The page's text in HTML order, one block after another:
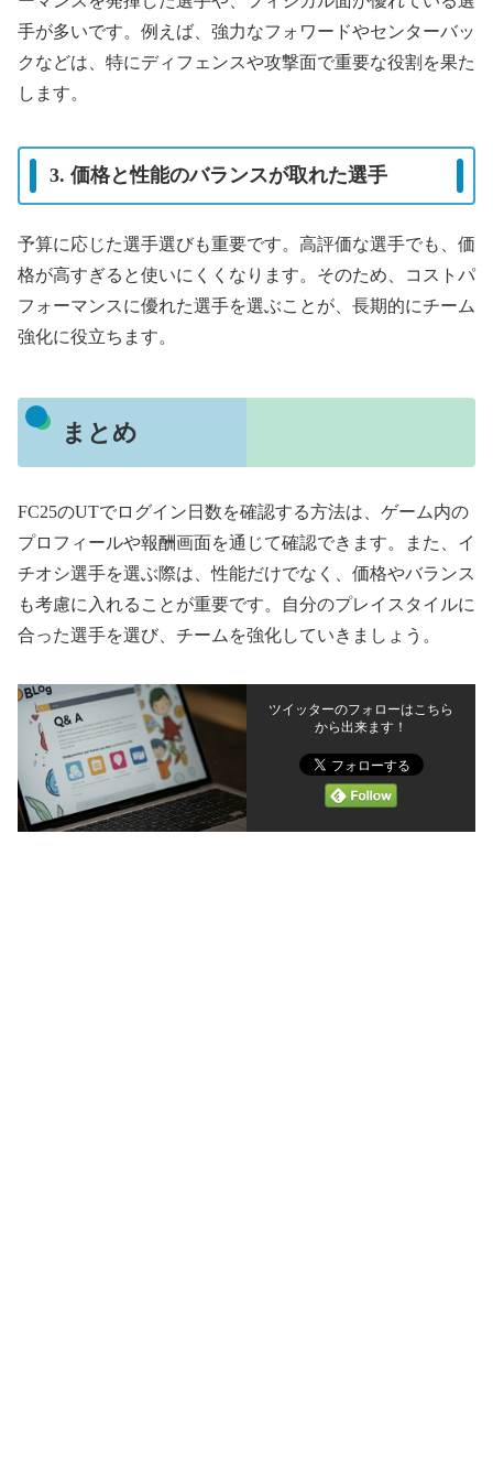
手が多いです。例えば、強力なフォワードやセンターバッ
クなどは、特にディフェンスや攻撃面で重要な役割を果た
します。
3. 価格と性能のバランスが取れた選手
予算に応じた選手選びも重要です。高評価な選手でも、価
格が高すぎると使いにくくなります。そのため、コストパ
フォーマンスに優れた選手を選ぶことが、長期的にチーム
強化に役立ちます。
まとめ
FC25のUTでログイン日数を確認する方法は、ゲーム内の
プロフィールや報酬画面を通じて確認できます。また、イ
チオシ選手を選ぶ際は、性能だけでなく、価格やバランス
も考慮に入れることが重要です。自分のプレイスタイルに
合った選手を選び、チームを強化していきましょう。
ツイッターのフォローはこちら
から出来ます！